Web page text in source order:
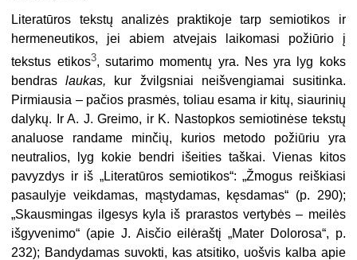
Literatūros tekstų analizės prak­tikoje tarp semiotikos ir
hermeneuti­kos, jei abiem atvejais laikomasi po­žiūrio į
tekstus etikos3, sutarimo momentų yra. Nes yra lyg koks
bend­ras laukas, kur žvilgsniai neišvengia­mai susitinka.
Pirmiausia – pačios prasmės, toliau esama ir kitų, siauri­nių
dalykų. Ir A. J. Greimo, ir K. Nas­topkos semiotinėse tekstų
analuose randame minčių, kurios metodo po­žiūriu yra
neutralios, lyg kokie bendri išeities taškai. Vienas kitos
pavyzdys ir iš „Literatūros semiotikos“: „Žmogus reiškiasi
pasaulyje veikdamas, mąsty­damas, kęsdamas“ (p. 290);
„Skausmingas ilgesys kyla iš prarastos vertybės – meilės
išgyvenimo“ (apie J. Aisčio eilėraštį „Mater Dolorosa“, p.
232); Bandydamas suvokti, kas atsitiko, uošvis kalba apie